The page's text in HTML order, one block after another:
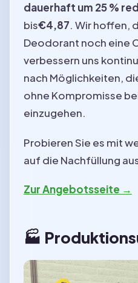
dauerhaft um 25 %
bis€4,87. Wir hoffen,
Deodorant noch eine
verbessern uns
nach Möglichkeiten,
ohne Kompromisse
einzugehen.
Probieren Sie es mit
auf die Nachfüllung
Zur Angebotsseite →
🏭